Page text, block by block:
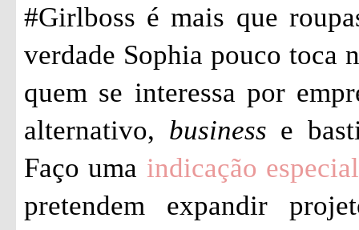
#Girlboss é mais que
verdade Sophia pouco toca
quem se interessa por
alternativo, business e
Faço uma indicação
pretendem expandir